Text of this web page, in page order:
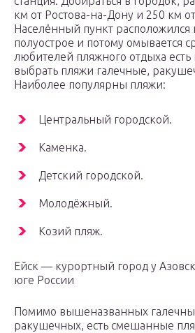
км от Ростова-на-Дону и 250 км
Населённый пункт расположился
полуострое и потому омывается
любителей пляжного отдыха есть
выбрать пляжи галечные,
Наиболее популярны пляжи:
Центральный городской.
Каменка.
Детский городской.
Молодёжный.
Козий пляж.
Ейск — курортный город у
юге России
Помимо вышеназванных
ракушечных, есть смешанные